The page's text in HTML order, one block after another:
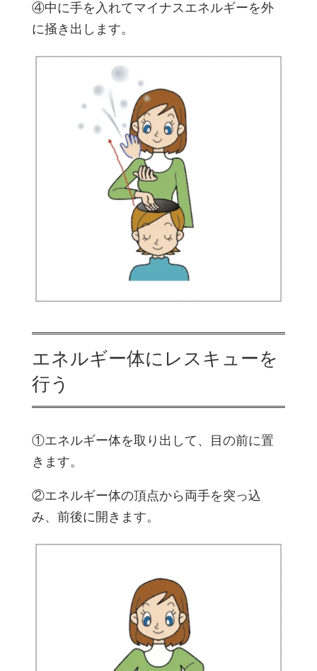
④中に手を入れてマイナスエネルギーを外
に掻き出します。
エネルギー体にレスキューを
行う
①エネルギー体を取り出して、目の前に置
きます。
②エネルギー体の頂点から両手を突っ込
み、前後に開きます。